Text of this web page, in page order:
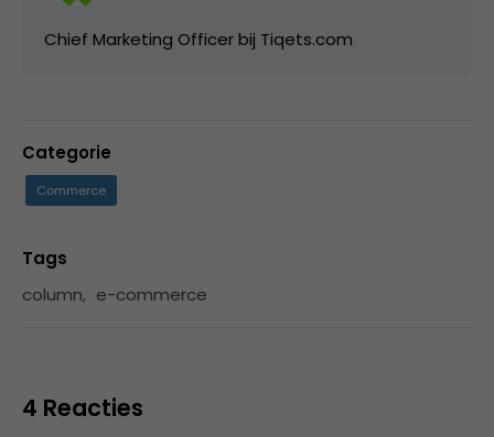
Chief Marketing Officer bij Tiqets.com
Categorie
Commerce
Tags
column, e-commerce
4 Reacties